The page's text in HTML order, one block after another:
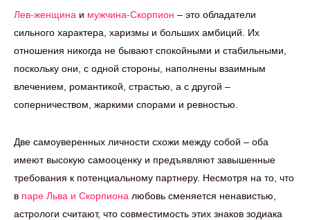
Лев-женщина и мужчина-Скорпион – это обладатели
сильного характера, харизмы и больших амбиций. Их
отношения никогда не бывают спокойными и стабильными,
поскольку они, с одной стороны, наполнены взаимным
влечением, романтикой, страстью, а с другой –
соперничеством, жаркими спорами и ревностью.
Две самоуверенных личности схожи между собой – оба
имеют высокую самооценку и предъявляют завышенные
требования к потенциальному партнеру. Несмотря на то, что
в паре Льва и Скорпиона любовь сменяется ненавистью,
астрологи считают, что совместимость этих знаков зодиака